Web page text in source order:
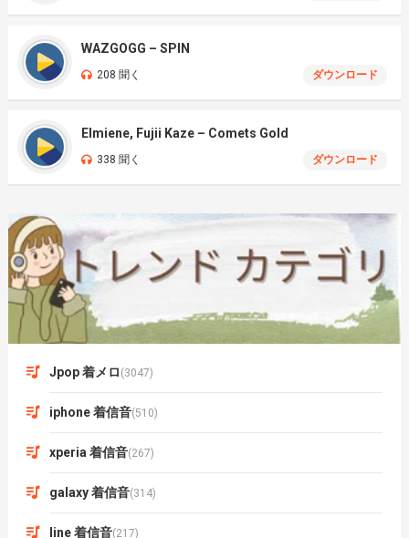
WAZGOGG – SPIN
208 聞く ダウンロード
Elmiene, Fujii Kaze – Comets Gold
338 聞く ダウンロード
Jpop 着メロ (3047)
iphone 着信音(510)
xperia 着信音(267)
galaxy 着信音(314)
line 着信音(217)